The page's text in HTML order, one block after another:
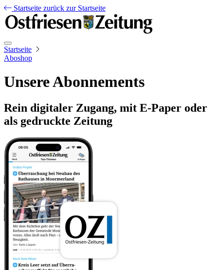
Startseite zurück zur Startseite
Startseite
Aboshop
Unsere Abonnements
Rein digitaler Zugang, mit E-Paper oder
als gedruckte Zeitung